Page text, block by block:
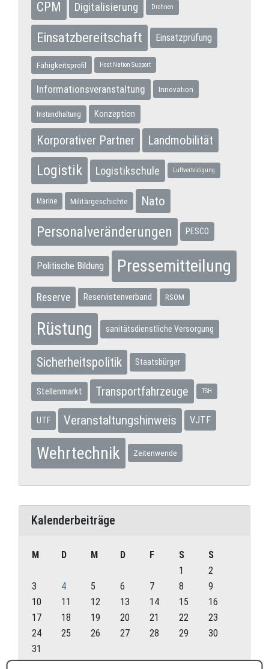
CPM Digitalisierung Drohnen
Einsatzbereitschaft Einsatzprüfung
Fähigkeitsprofil Host Nation Support
Informationsveranstaltung Innovation
Instandhaltung Konzeption
Korporativer Partner Landmobilität
Logistik Logistikschule Luftverteidigung
Marine Militärgeschichte Nato
Personalveränderungen PESCO
Politische Bildung Pressemitteilung
Reserve Reservistenverband RSOM
Rüstung sanitätsdienstliche Versorgung
Sicherheitspolitik Staatsbürger
Stellenmarkt Transportfahrzeuge TSH
UTF Veranstaltungshinweis VJTF
Wehrtechnik Zeitenwende
Kalenderbeiträge
M D M D F S
S
1
2
3
4 5 6 7 8
9
10
11 12 13 14 15
16
17
18 19 20 21 22
23
24
25 26 27 28 29
30
31